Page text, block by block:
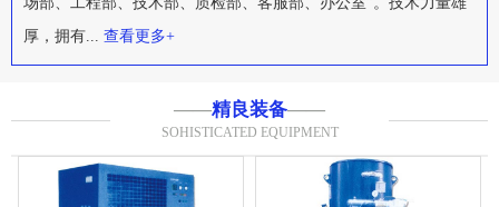
厚，拥有... 查看更多+
——精良装备——
SOHISTICATED EQUIPMENT